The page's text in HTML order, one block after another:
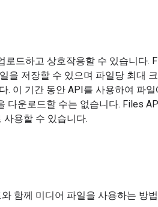
로드하고 상호작용할 수 있습니다.
을 저장할 수 있으며 파일당 최대
. 이 기간 동안 API를 사용하여 파
다운로드할 수는 없습니다. Files
용할 수 있습니다.
함께 미디어 파일을 사용하는 방